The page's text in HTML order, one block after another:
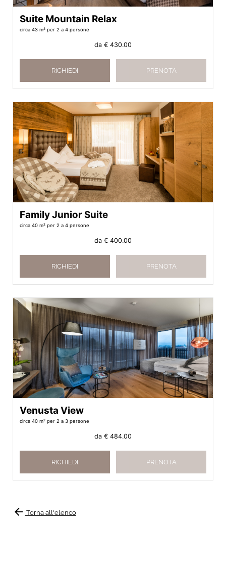
Suite Mountain Relax
circa 43 m² per 2 a 4 persone
da € 430.00
RICHIEDI PRENOTA
Family Junior Suite
circa 40 m² per 2 a 4 persone
da € 400.00
RICHIEDI PRENOTA
Venusta View
circa 40 m² per 2 a 3 persone
da € 484.00
RICHIEDI PRENOTA
arrow_back Torna all'elenco